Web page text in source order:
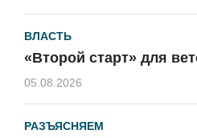
ВЛАСТЬ
«Второй старт» для
05.08.2026
РАЗЪЯСНЯЕМ